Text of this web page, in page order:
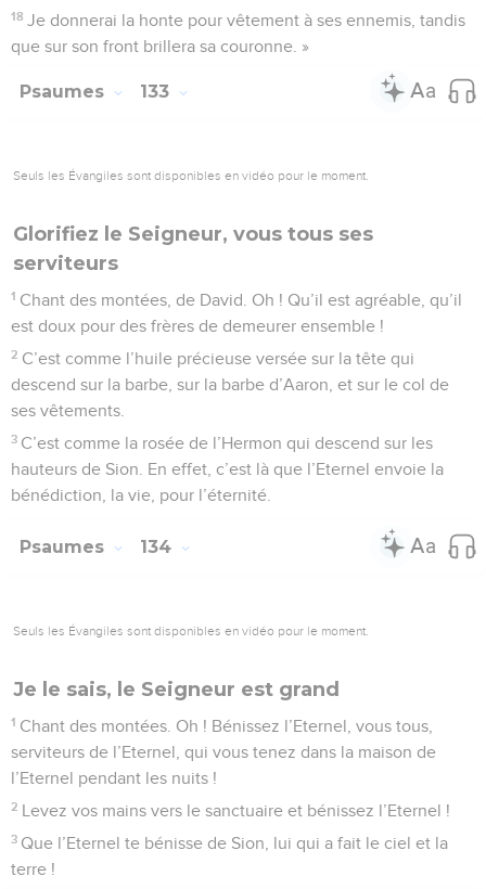
Allons à la demeure du Seigneur, prosternons-nous à ses
où réside ta force !
10 A cause de ton serviteur David, ne repousse pas celui que
11 L’Eternel a fait ce serment véridique à David, et il ne
reviendra pas sur ce qu’il a promis : « Je mettrai sur ton trône
un de tes enfants.
12 Si tes fils respectent mon alliance et les instructions que je
leur donne, leurs fils aussi seront assis pour toujours sur ton
trône. »
13 Oui, l’Eternel a choisi Sion, il l’a désirée pour lieu
d’habitation :
14 « C’est mon lieu de repos pour toujours. J’y habiterai, car
je l’ai désiré.
Je bénirai sa nourriture, je rassasierai de pain ses pauvres,
je revêtirai ses prêtres de salut, et ses fidèles pousseront
Là je ferai grandir la puissance de David, je préparerai un
Je donnerai la honte pour vêtement à ses ennemis, tandis
que sur son front brillera sa couronne. »
Psaumes 133
Seuls les Évangiles sont disponibles en vidéo pour le moment.